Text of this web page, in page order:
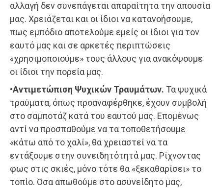
αλλαγή δεν συνεπάγεται απαραίτητα την απουσία
μας. Χρειάζεται και οι ίδιοι να κατανοήσουμε,
πως εμπόδιο αποτελούμε εμείς οι ίδιοι για τον
εαυτό μας και σε αρκετές περιπτώσεις
«χρησιμοποιούμε» τους άλλους για ανακόψουμε
οι ίδιοι την πορεία μας.
•Αντιμετώπιση Ψυχικών Τραυμάτων. Τα ψυχικά
τραύματα, όπως προαναφέρθηκε, έχουν συμβολή
στο σαμποτάζ κατά του εαυτού μας. Επομένως
αντί να προσπαθούμε να τα τοποθετήσουμε
«κάτω από το χαλί», θα χρειαστεί να τα
εντάξουμε στην συνειδητότητά μας. Ρίχνοντας
φως στις σκιές, μόνο τότε θα «ξεκαθαρίσει» το
τοπίο. Όσα απωθούμε στο ασυνείδητο μας,